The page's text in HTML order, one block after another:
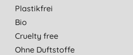
Plastikfrei
Bio
Cruelty free
Ohne Duftstoffe